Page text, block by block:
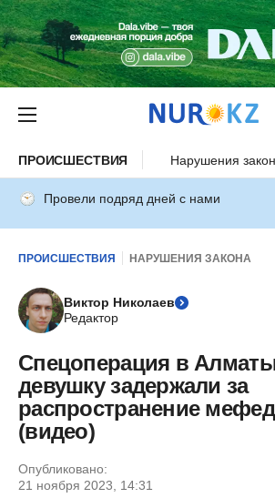
ПРОИСШЕСТВИЯ Нарушения
Провели подряд дней с нами
ПРОИСШЕСТВИЯ НАРУШЕНИЯ ЗАКОНА
Виктор Николаев
Редактор
Спецоперация в
девушку задержали за
распространение
(видео)
Опубликовано:
21 ноября 2023, 14:31